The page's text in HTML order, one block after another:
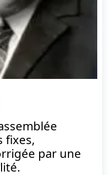
fixes,
par une